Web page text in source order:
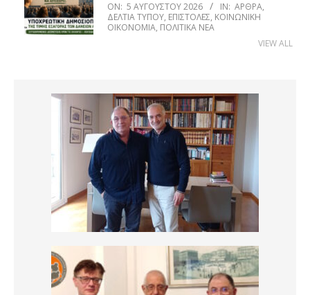
ON: 5 ΑΥΓΟΎΣΤΟΥ 2026 IN: ΆΡΘΡΑ,
ΔΕΛΤΊΑ ΤΎΠΟΥ, ΕΠΙΣΤΟΛΈΣ, ΚΟΙΝΩΝΙΚΉ
ΟΙΚΟΝΟΜΊΑ, ΠΟΛΙΤΙΚΆ ΝΈΑ
VIEW ALL